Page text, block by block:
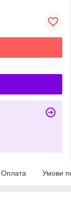
Оплата Умови